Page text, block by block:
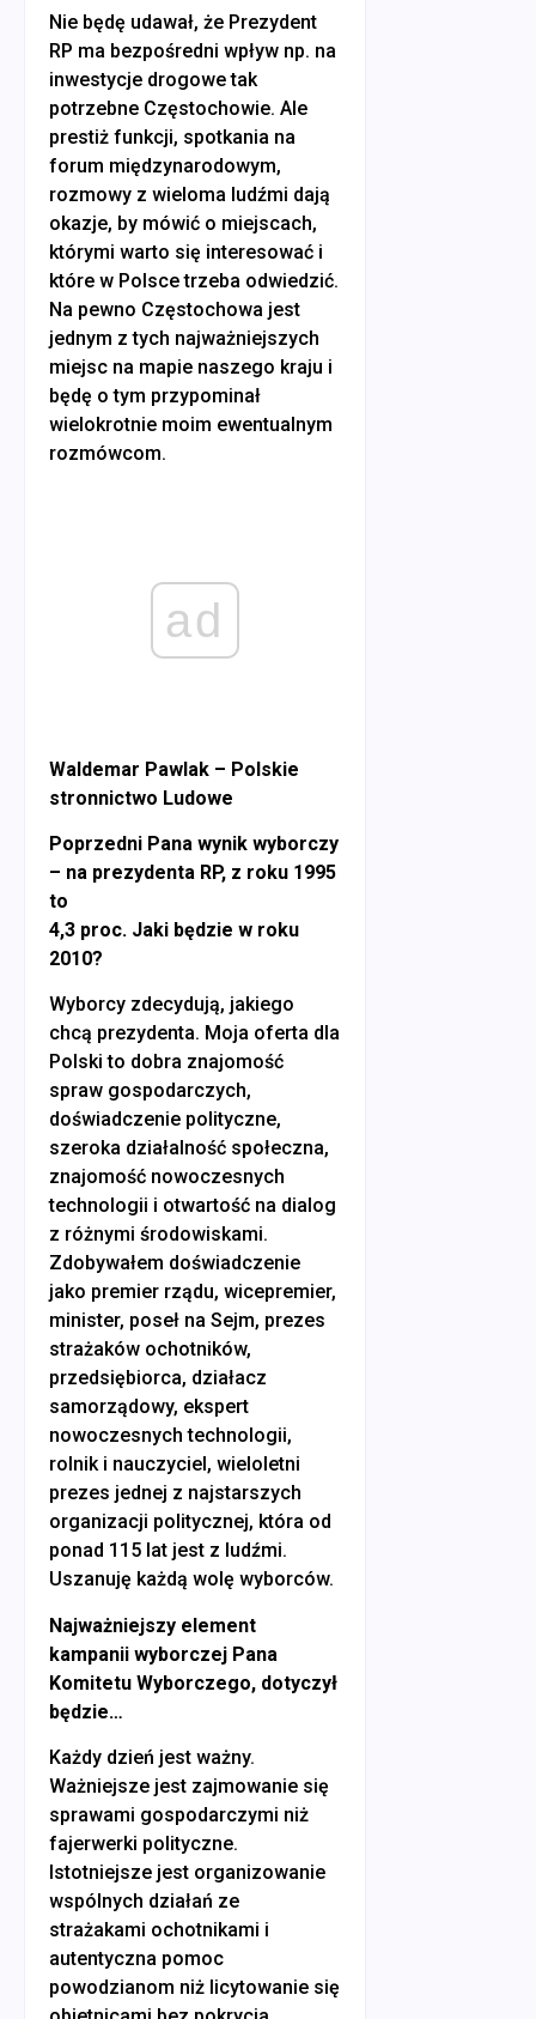
Nie będę udawał, że Prezydent
RP ma bezpośredni wpływ np. na
inwestycje drogowe tak
potrzebne Częstochowie. Ale
prestiż funkcji, spotkania na
forum międzynarodowym,
rozmowy z wieloma ludźmi dają
okazje, by mówić o miejscach,
którymi warto się interesować i
które w Polsce trzeba odwiedzić.
Na pewno Częstochowa jest
jednym z tych najważniejszych
miejsc na mapie naszego kraju i
będę o tym przypominał
wielokrotnie moim ewentualnym
rozmówcom.
ad
Waldemar Pawlak – Polskie
stronnictwo Ludowe
Poprzedni Pana wynik wyborczy
– na prezydenta RP, z roku 1995
to
4,3 proc. Jaki będzie w roku
2010?
Wyborcy zdecydują, jakiego
chcą prezydenta. Moja oferta dla
Polski to dobra znajomość
spraw gospodarczych,
doświadczenie polityczne,
szeroka działalność społeczna,
znajomość nowoczesnych
technologii i otwartość na dialog
z różnymi środowiskami.
Zdobywałem doświadczenie
jako premier rządu, wicepremier,
minister, poseł na Sejm, prezes
strażaków ochotników,
przedsiębiorca, działacz
samorządowy, ekspert
nowoczesnych technologii,
rolnik i nauczyciel, wieloletni
prezes jednej z najstarszych
organizacji politycznej, która od
ponad 115 lat jest z ludźmi.
Uszanuję każdą wolę wyborców.
Najważniejszy element
kampanii wyborczej Pana
Komitetu Wyborczego, dotyczył
będzie…
Każdy dzień jest ważny.
Ważniejsze jest zajmowanie się
sprawami gospodarczymi niż
fajerwerki polityczne.
Istotniejsze jest organizowanie
wspólnych działań ze
strażakami ochotnikami i
autentyczna pomoc
powodzianom niż licytowanie się